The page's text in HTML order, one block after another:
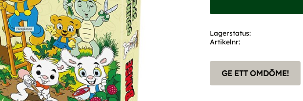
Lagerstatus
Artikelnr
GE ETT OMDÖME!